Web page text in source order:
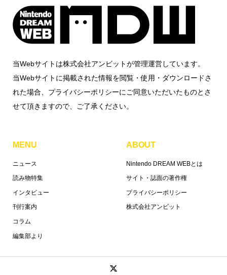
当Webサイトは株式会社アンビットが管理運営しています。
当Webサイトに掲載された情報を閲覧・使用・ダウンロードさ
れた場合、プライバシーポリシーにご同意いただいたものとさ
せて頂きますので、ご了承ください。
MENU
ニュース
読み物特集
インタビュー
刊行案内
コラム
編集部より
ABOUT
Nintendo DREAM WEBとは
サイト・誌面の著作権
プライバシーポリシー
株式会社アンビット